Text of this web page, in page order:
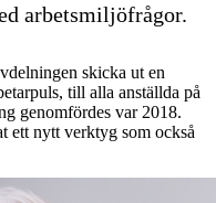
arbetsmiljöfrågor.
skicka ut en
till alla anställda på
genomfördes var 2018.
ett nytt verktyg som också